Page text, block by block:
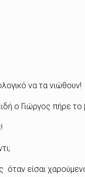
να τα νιώθουν!
ο Γιώργος πήρε το
όταν είσαι